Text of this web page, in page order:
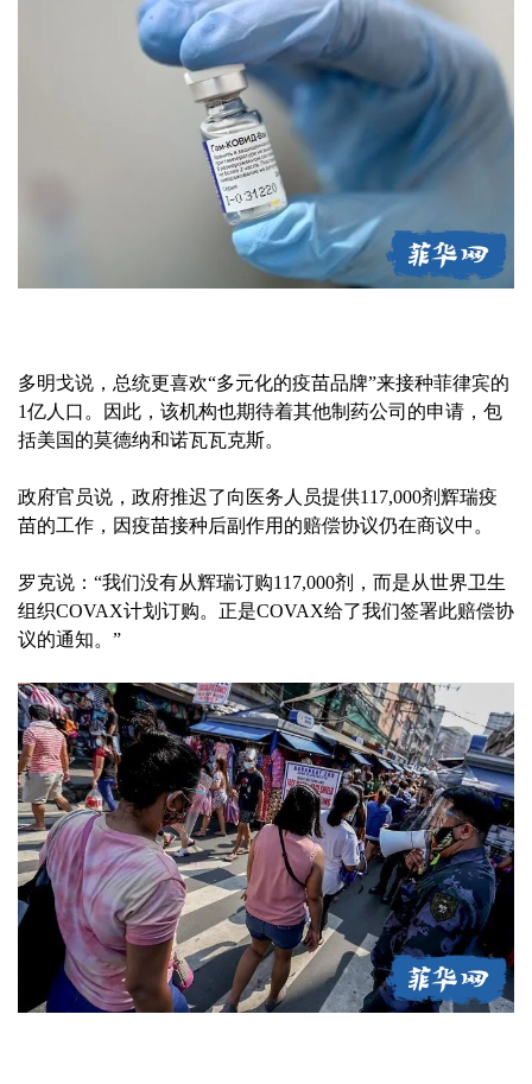
多明戈说，总统更喜欢“多元化的疫苗品牌”来接种菲律宾的
1亿人口。因此，该机构也期待着其他制药公司的申请，包
括美国的莫德纳和诺瓦瓦克斯。
政府官员说，政府推迟了向医务人员提供117,000剂辉瑞疫
苗的工作，因疫苗接种后副作用的赔偿协议仍在商议中。
罗克说：“我们没有从辉瑞订购117,000剂，而是从世界卫生
组织COVAX计划订购。正是COVAX给了我们签署此赔偿协
议的通知。”